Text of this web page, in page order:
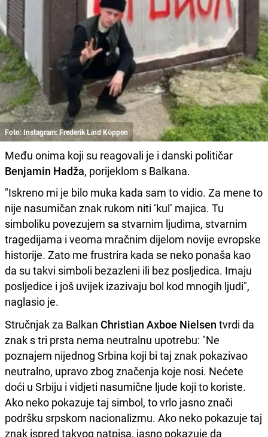
Foto: Instagram: Frederik Lind Köppen
Među onima koji su reagovali je i danski političar
Benjamin Hadža, porijeklom s Balkana.
"Iskreno mi je bilo muka kada sam to vidio. Za mene to
nije nasumičan znak rukom niti ‘kul’ majica. Tu
simboliku povezujem sa stvarnim ljudima, stvarnim
tragedijama i veoma mračnim dijelom novije evropske
historije. Zato me frustrira kada se neko ponaša kao
da su takvi simboli bezazleni ili bez posljedica. Imaju
posljedice i još uvijek izazivaju bol kod mnogih ljudi",
naglasio je.
Stručnjak za Balkan Christian Axboe Nielsen tvrdi da
znak s tri prsta nema neutralnu upotrebu: "Ne
poznajem nijednog Srbina koji bi taj znak pokazivao
neutralno, upravo zbog značenja koje nosi. Nećete
doći u Srbiju i vidjeti nasumične ljude koji to koriste.
Ako neko pokazuje taj simbol, to vrlo jasno znači
podršku srpskom nacionalizmu. Ako neko pokazuje taj
znak ispred takvog natpisa, jasno pokazuje da